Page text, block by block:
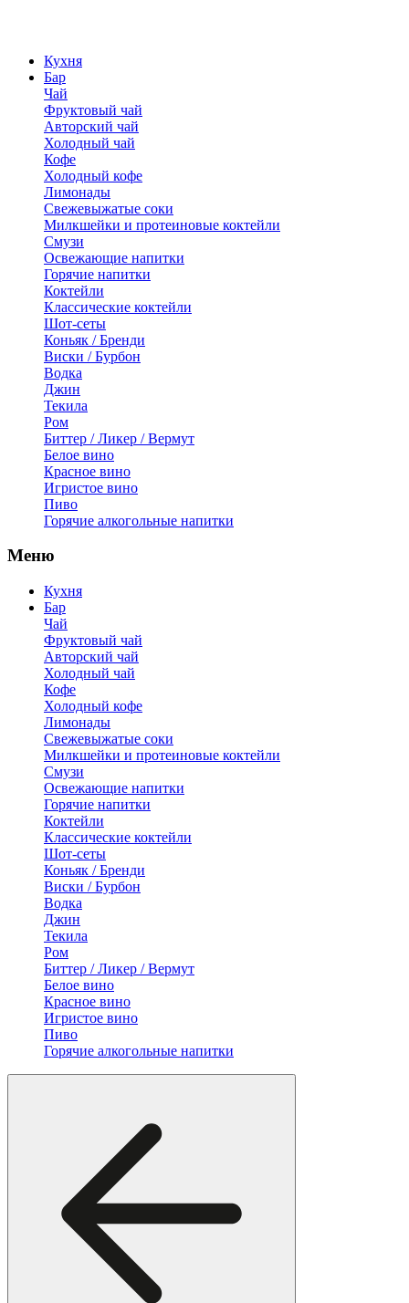
Кухня
Бар
Чай
Фруктовый чай
Авторский чай
Холодный чай
Кофе
Холодный кофе
Лимонады
Свежевыжатые соки
Милкшейки и протеиновые коктейли
Смузи
Освежающие напитки
Горячие напитки
Коктейли
Классические коктейли
Шот-сеты
Коньяк / Бренди
Виски / Бурбон
Водка
Джин
Текила
Ром
Биттер / Ликер / Вермут
Белое вино
Красное вино
Игристое вино
Пиво
Горячие алкогольные напитки
Меню
Кухня
Бар
Чай
Фруктовый чай
Авторский чай
Холодный чай
Кофе
Холодный кофе
Лимонады
Свежевыжатые соки
Милкшейки и протеиновые коктейли
Смузи
Освежающие напитки
Горячие напитки
Коктейли
Классические коктейли
Шот-сеты
Коньяк / Бренди
Виски / Бурбон
Водка
Джин
Текила
Ром
Биттер / Ликер / Вермут
Белое вино
Красное вино
Игристое вино
Пиво
Горячие алкогольные напитки